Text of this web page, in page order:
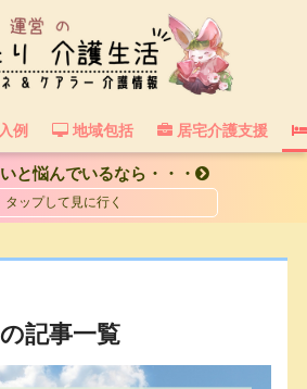
例 地域包括 居宅介護支援
と悩んでいるなら・・・
記事一覧